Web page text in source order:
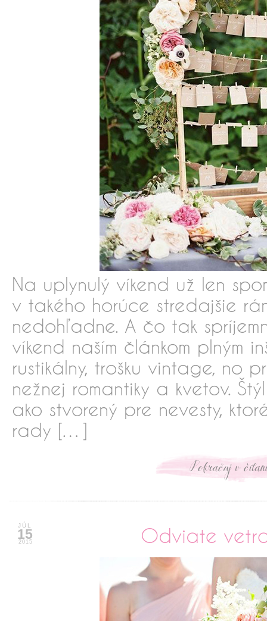
Na uplynulý víkend už len
v takého horúce stredajšie
nedohľadne. A čo tak
víkend naším článkom plným
rustikálny, trošku vintage, no
nežnej romantiky a kvetov.
ako stvorený pre nevesty,
rady […]
JÚL
15
2015 Odviate